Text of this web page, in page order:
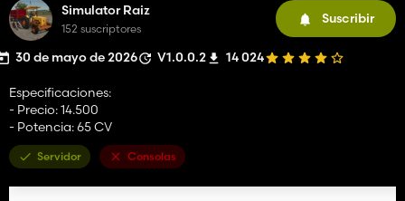
Simulator Raiz
152 suscriptores
Suscribir
30 de mayo de 2026 V1.0.0.2 14 024
Especificaciones:
- Precio: 14.500
- Potencia: 65 CV
Servidor Consolas